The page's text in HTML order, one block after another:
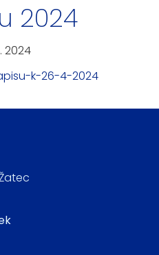
2024
2024
k-26-4-2024